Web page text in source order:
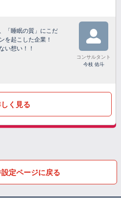
「睡眠の質」にこだ
を起こした企業！
い想い！！
コンサルタント
今枝 佑斗
く見る
定ページに戻る